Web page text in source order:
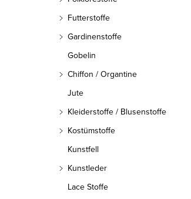
Futterstoffe
Gardinenstoffe
Gobelin
Chiffon / Organtine
Jute
Kleiderstoffe / Blusenstoffe
Kostümstoffe
Kunstfell
Kunstleder
Lace Stoffe